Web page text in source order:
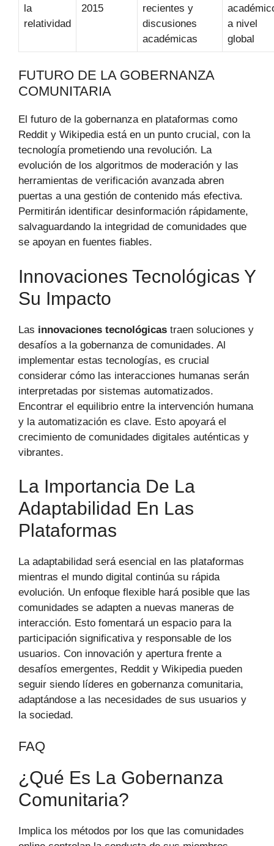
la
relatividad
2015
recientes y
discusiones
académicas
a nivel
global
FUTURO DE LA GOBERNANZA
COMUNITARIA
El futuro de la gobernanza en plataformas como
Reddit y Wikipedia está en un punto crucial, con la
tecnología prometiendo una revolución. La
evolución de los algoritmos de moderación y las
herramientas de verificación avanzada abren
puertas a una gestión de contenido más efectiva.
Permitirán identificar desinformación rápidamente,
salvaguardando la integridad de comunidades que
se apoyan en fuentes fiables.
Innovaciones Tecnológicas Y
Su Impacto
Las innovaciones tecnológicas traen soluciones y
desafíos a la gobernanza de comunidades. Al
implementar estas tecnologías, es crucial
considerar cómo las interacciones humanas serán
interpretadas por sistemas automatizados.
Encontrar el equilibrio entre la intervención humana
y la automatización es clave. Esto apoyará el
crecimiento de comunidades digitales auténticas y
vibrantes.
La Importancia De La
Adaptabilidad En Las
Plataformas
La adaptabilidad será esencial en las plataformas
mientras el mundo digital continúa su rápida
evolución. Un enfoque flexible hará posible que las
comunidades se adapten a nuevas maneras de
interacción. Esto fomentará un espacio para la
participación significativa y responsable de los
usuarios. Con innovación y apertura frente a
desafíos emergentes, Reddit y Wikipedia pueden
seguir siendo líderes en gobernanza comunitaria,
adaptándose a las necesidades de sus usuarios y
la sociedad.
FAQ
¿Qué Es La Gobernanza
Comunitaria?
Implica los métodos por los que las comunidades